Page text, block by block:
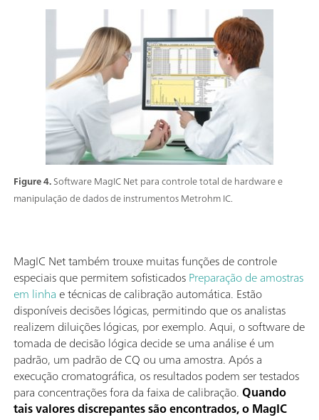
Figure 4.Software MagIC Net para controle total de hardware e
manipulação de dados de instrumentos Metrohm IC.
MagIC Net também trouxe muitas funções de controle
especiais que permitem sofisticadosPreparação de amostras
em linha e técnicas de calibração automática. Estão
disponíveis decisões lógicas, permitindo que os analistas
realizem diluições lógicas, por exemplo. Aqui, o software de
tomada de decisão lógica decide se uma análise é um
padrão, um padrão de CQ ou uma amostra. Após a
execução cromatográfica, os resultados podem ser testados
para concentrações fora da faixa de calibração.Quando
tais valores discrepantes são encontrados, o MagIC